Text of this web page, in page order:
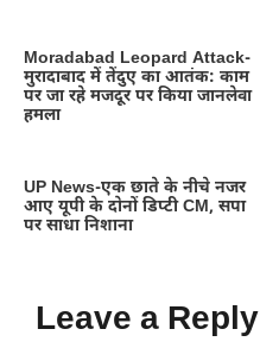
Moradabad Leopard Attack-
मुरादाबाद में तेंदुए का आतंक: काम
पर जा रहे मजदूर पर किया जानलेवा
हमला
UP News-एक छाते के नीचे नजर
आए यूपी के दोनों डिप्टी CM, सपा
पर साधा निशाना
Leave a Reply